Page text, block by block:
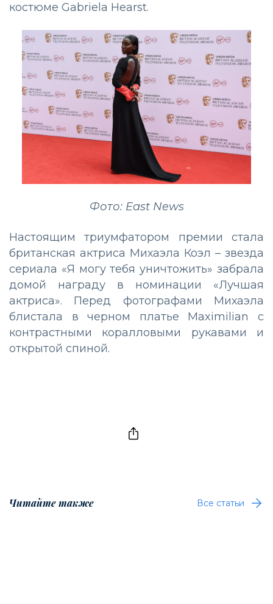
костюме Gabriela Hearst.
Фото: East News
Настоящим триумфатором премии стала
британская актриса Михаэла Коэл – звезда
сериала «Я могу тебя уничтожить» забрала
домой награду в номинации «Лучшая
актриса». Перед фотографами Михаэла
блистала в черном платье Maximilian с
контрастными коралловыми рукавами и
открытой спиной.
Читайте также Все статьи